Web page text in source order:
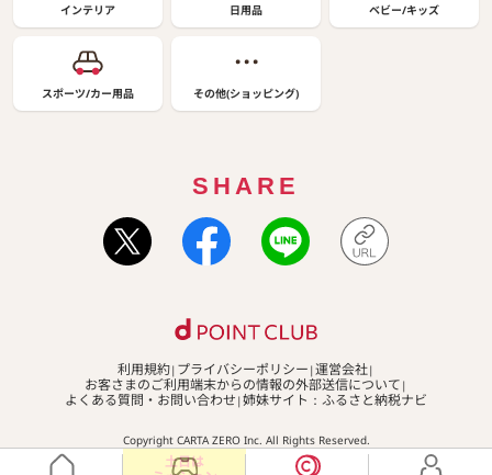
インテリア 日用品 ベビー/キッズ
スポーツ/カー用品 その他(ショッピング)
SHARE
利用規約 プライバシーポリシー 運営会社
お客さまのご利用端末からの情報の外部送信について
よくある質問・お問い合わせ 姉妹サイト：ふるさと納税ナビ
Copyright CARTA ZERO Inc. All Rights Reserved.
土日は